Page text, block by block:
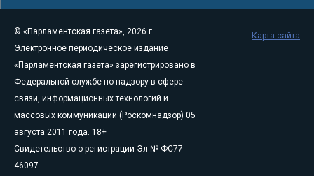
© «Парламентская газета», 2026 г.
Электронное периодическое издание
«Парламентская газета» зарегистрировано в
Федеральной службе по надзору в сфере
связи, информационных технологий и
массовых коммуникаций (Роскомнадзор) 05
августа 2011 года. 18+
Свидетельство о регистрации Эл № ФС77-
46097
Карта сайта